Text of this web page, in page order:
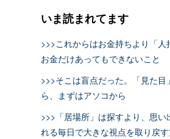
いま読まれてます
>>>これからはお金持ちより「人
お金だけあってもできないこと
>>>そこは盲点だった。「見た目
ら、まずはアソコから
>>>「居場所」は探すより、思い
れる毎日で大きな視点を取り戻